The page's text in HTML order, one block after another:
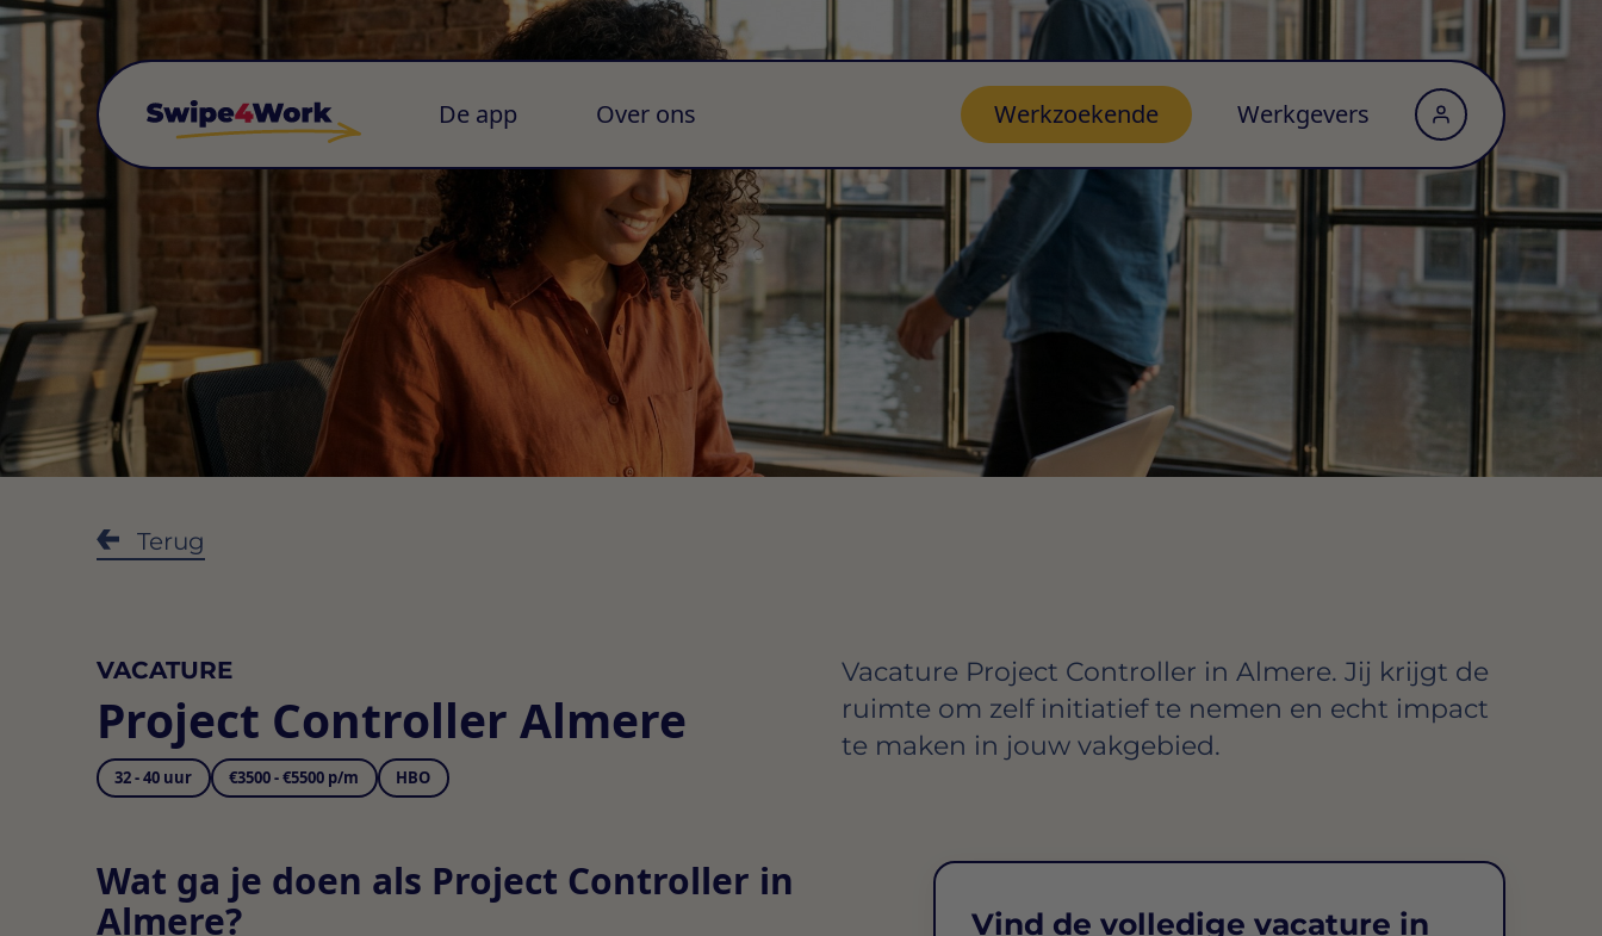
De app Over ons Werkzoekende Werkgevers
Terug
VACATURE
Project Controller Almere
32 - 40 uur €3500 - €5500 p/m HBO
Vacature Project Controller in Almere. Jij krijgt de
ruimte om zelf initiatief te nemen en echt impact
te maken in jouw vakgebied.
Wat ga je doen als Project Controller in
Almere?
Vind de volledige vacature in